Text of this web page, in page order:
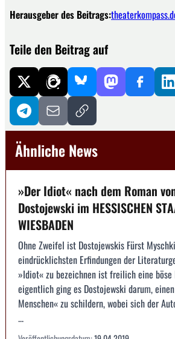
Herausgeber des Beitrags:
Teile den Beitrag auf
Ähnliche News
»Der Idiot« nach dem Roman
Dostojewski im HESSISCHEN
WIESBADEN
Ohne Zweifel ist Dostojewskis Fürst
eindrücklichsten Erfindungen der
»Idiot« zu bezeichnen ist freilich eine böse
eigentlich ging es Dostojewski darum,
Menschen« zu schildern, wobei sich der
...